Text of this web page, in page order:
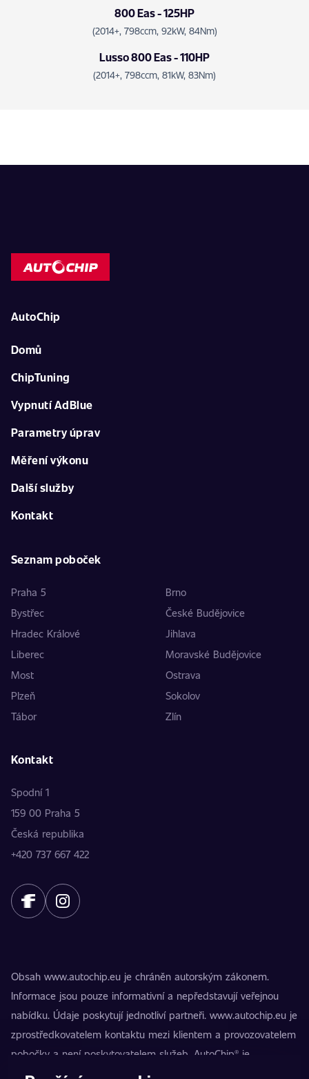
800 Eas - 125HP
(2014+, 798ccm, 92kW, 84Nm)
Lusso 800 Eas - 110HP
(2014+, 798ccm, 81kW, 83Nm)
AutoChip
Domů
ChipTuning
Vypnutí AdBlue
Parametry úprav
Měření výkonu
Další služby
Kontakt
Seznam poboček
Praha 5
Brno
Bystřec
České Budějovice
Hradec Králové
Jihlava
Liberec
Moravské Budějovice
Most
Ostrava
Plzeň
Sokolov
Tábor
Zlín
Kontakt
Spodní 1
159 00 Praha 5
Česká republika
+420 737 667 422
Obsah www.autochip.eu je chráněn autorským zákonem.
Informace jsou pouze informativní a nepředstavují veřejnou
nabídku. Údaje poskytují jednotliví partneři. www.autochip.eu je
zprostředkovatelem kontaktu mezi klientem a provozovatelem
pobočky a není poskytovatelem služeb. AutoChip® je
registrovaná ochranná známka Petra Kučery. Úpravy, které